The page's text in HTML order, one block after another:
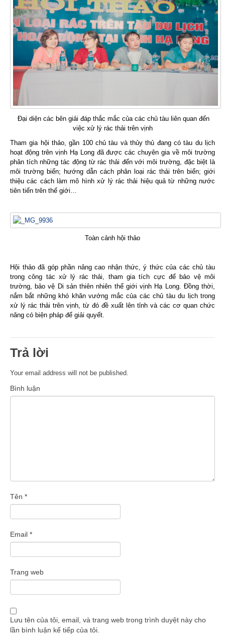
Đại diện các bên giải đáp thắc mắc của các chủ tàu liên quan đến
việc xử lý rác thải trên vịnh
Tham gia hội thảo, gần 100 chủ tàu và thủy thủ đang có tàu du lịch
hoạt động trên vịnh Hạ Long đã được các chuyên gia về môi trường
phân tích những tác động từ rác thải đến với môi trường, đặc biệt là
môi trường biển; hướng dẫn cách phân loại rác thải trên biển; giới
thiệu các cách làm mô hình xử lý rác thải hiệu quả từ những nước
tiên tiến trên thế giới…
Toàn cảnh hội thảo
Hội thảo đã góp phần nâng cao nhận thức, ý thức của các chủ tàu
trong công tác xử lý rác thải, tham gia tích cực để bảo vệ môi
trường, bảo vệ Di sản thiên nhiên thế giới vịnh Hạ Long. Đồng thời,
nắm bắt những khó khăn vướng mắc của các chủ tàu du lịch trong
xử lý rác thải trên vịnh, từ đó đề xuất lên tỉnh và các cơ quan chức
năng có biện pháp để giải quyết.
Trả lời
Your email address will not be published.
Bình luận
Tên *
Email *
Trang web
Lưu tên của tôi, email, và trang web trong trình duyệt này cho
lần bình luận kế tiếp của tôi.